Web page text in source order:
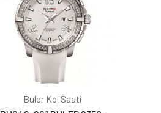
Buler Kol Saati